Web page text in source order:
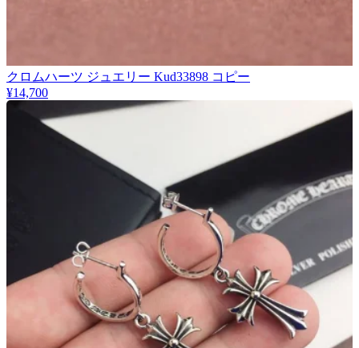
クロムハーツ ジュエリー Kud33898 コピー
¥14,700